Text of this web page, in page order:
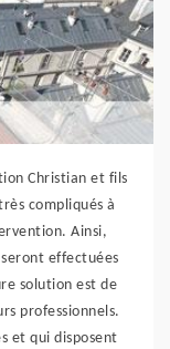
Christian et fils
compliqués à
Ainsi,
effectuées
solution est de
professionnels.
et qui disposent